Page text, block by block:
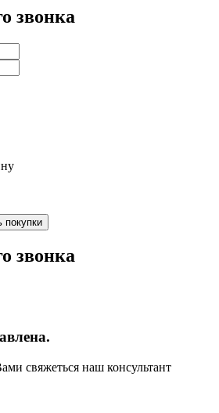
звонка
покупки
звонка
свяжеться наш консультант